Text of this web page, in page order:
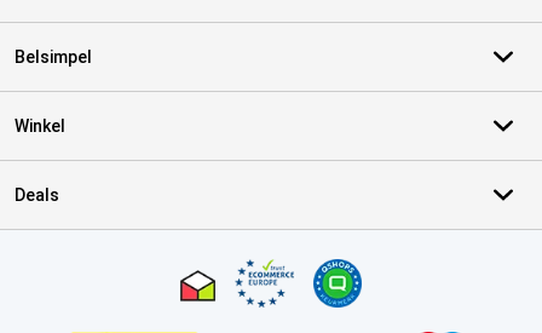
Belsimpel
Winkel
Deals